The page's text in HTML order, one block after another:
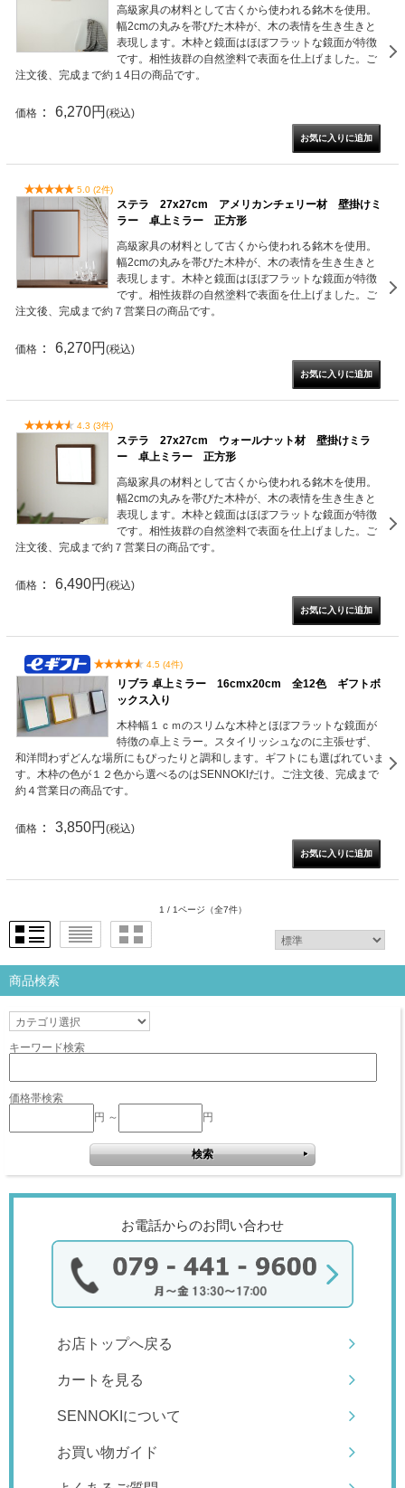
高級家具の材料として古くから使われる銘木を使用。
幅2cmの丸みを帯びた木枠が、木の表情を生き生きと
表現します。木枠と鏡面はほぼフラットな鏡面が特徴
です。相性抜群の自然塗料で表面を仕上げました。ご
注文後、完成まで約１4日の商品です。
価格 ： 6,270円 (税込)
5.0 (2件)
ステラ 27x27cm アメリカンチェリー材 壁掛けミ
ラー 卓上ミラー 正方形
高級家具の材料として古くから使われる銘木を使用。
幅2cmの丸みを帯びた木枠が、木の表情を生き生きと
表現します。木枠と鏡面はほぼフラットな鏡面が特徴
です。相性抜群の自然塗料で表面を仕上げました。ご
注文後、完成まで約７営業日の商品です。
価格 ： 6,270円 (税込)
4.3 (3件)
ステラ 27x27cm ウォールナット材 壁掛けミラ
ー 卓上ミラー 正方形
高級家具の材料として古くから使われる銘木を使用。
幅2cmの丸みを帯びた木枠が、木の表情を生き生きと
表現します。木枠と鏡面はほぼフラットな鏡面が特徴
です。相性抜群の自然塗料で表面を仕上げました。ご
注文後、完成まで約７営業日の商品です。
価格 ： 6,490円 (税込)
4.5 (4件)
リブラ 卓上ミラー 16cmx20cm 全12色 ギフトボ
ックス入り
木枠幅１ｃｍのスリムな木枠とほぼフラットな鏡面が
特徴の卓上ミラー。スタイリッシュなのに主張せず、
和洋問わずどんな場所にもぴったりと調和します。ギフトにも選ばれていま
す。木枠の色が１２色から選べるのはSENNOKIだけ。ご注文後、完成まで
約４営業日の商品です。
価格 ： 3,850円 (税込)
1 / 1ページ （全7件）
商品検索
キーワード検索
価格帯検索
円 ～
円
お電話からのお問い合わせ
お店トップへ戻る
カートを見る
SENNOKIについて
お買い物ガイド